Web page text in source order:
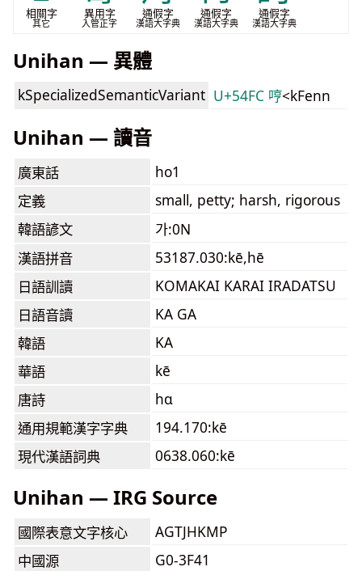
相關字
其它
異用字
入管正字
通假字
漢語大字典
通假字
漢語大字典
通假字
漢語大字典
Unihan — 異體
kSpecializedSemanticVariant U+54FC 哼<kFenn
Unihan — 讀音
廣東話
ho1
定義
small, petty; harsh, rigorous
韓語諺文
가:0N
漢語拼音
53187.030:kē,hē
日語訓讀
KOMAKAI KARAI IRADATSU
日語音讀
KA GA
韓語
KA
華語
kē
唐詩
hɑ
通用規範漢字字典
194.170:kē
現代漢語詞典
0638.060:kē
Unihan — IRG Source
國際表意文字核心
AGTJHKMP
中國源
G0-3F41